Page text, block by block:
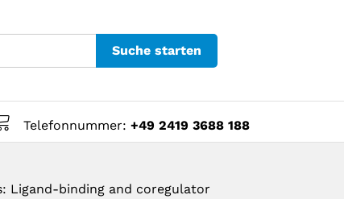
Suche starten
Telefonnummer: +49 2419 3688 188
Ligand-binding and coregulator